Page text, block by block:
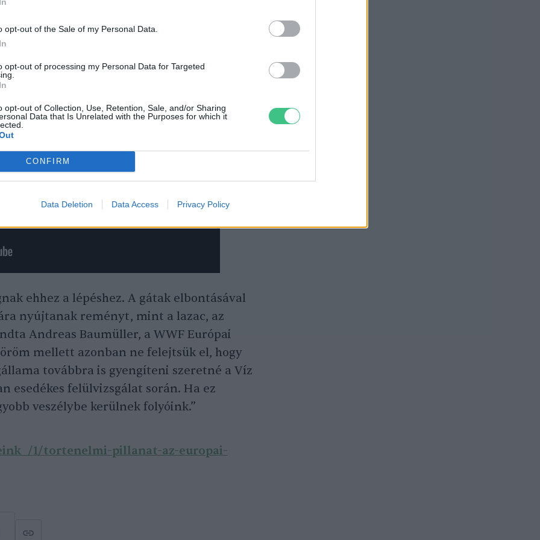
opt-out of the Sale of my Personal Data.
opt-out of processing my Personal Data for Targeted
opt-out of Collection, Use, Retention, Sale, and/or Sharing
Data that Is Unrelated with the Purposes for which it
CONFIRM
Data Deletion Data Access Privacy Policy
duzzasztók – több mint 60 százalékuk
akadályozzák.
ehhez a lépéshez. A gátak elbontásával
nyújtanak reményt, mint a lazac, az
Andreas Baumüller, a WWF Európai
mellett azonban ne felejtsük el, hogy
továbbra is gyengíteni szeretné a Víz
esedékes felülvizsgálat során. Ha ez
veszélybe kerülnek folyóink.”
1/tortenelmi-pillanat-az-europai-